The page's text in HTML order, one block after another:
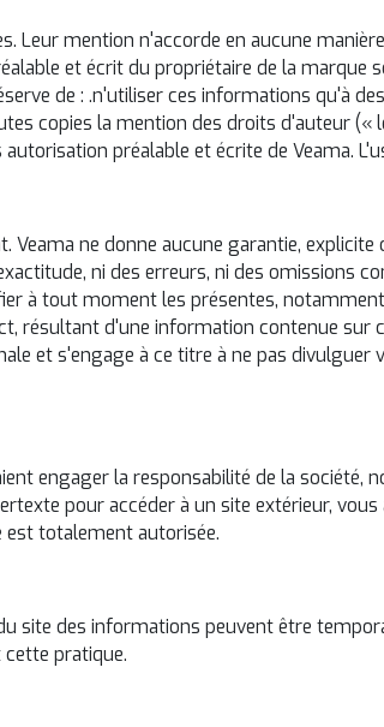
mention n'accorde en aucune
et écrit du propriétaire de la marque
de : .n'utiliser ces informations qu'à
copies la mention des droits d'auteur
préalable et écrite de Veama.
ne donne aucune garantie,
ni des erreurs, ni des omissions
à tout moment les présentes,
résultant d'une information contenue sur
et s'engage à ce titre à ne pas
engager la responsabilité de la
pour accéder à un site extérieur,
est totalement autorisée.
site des informations peuvent être
pratique.